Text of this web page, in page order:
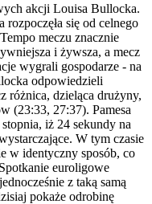
akcji Louisa Bullocka.
się od celnego
meczu znacznie
i żywsza, a mecz
wygrali gospodarze - na
odpowiedzieli
różnica, dzieląca drużyny,
(23:33, 27:37). Pamesa
iż 24 sekundy na
W tym czasie
w identyczny sposób, co
euroligowe
z taką samą
pokaże odrobinę